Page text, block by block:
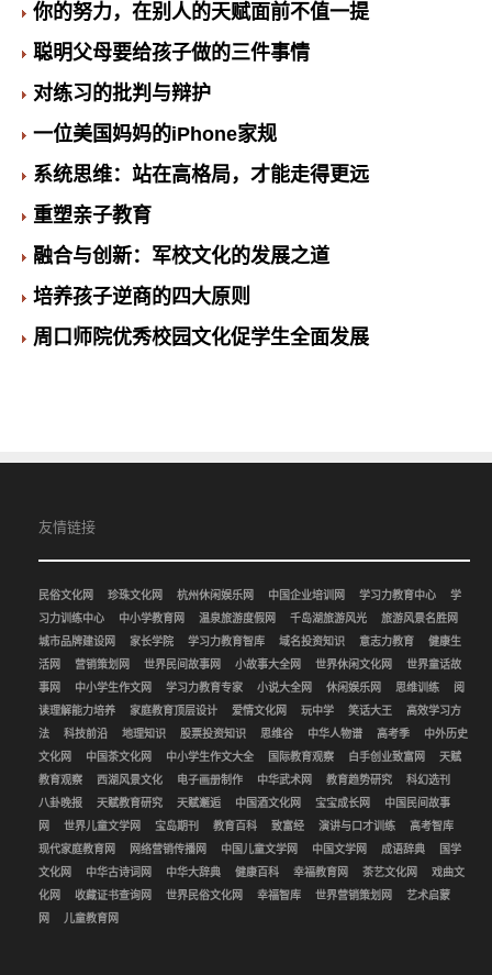
你的努力，在别人的天赋面前不值一提
聪明父母要给孩子做的三件事情
对练习的批判与辩护
一位美国妈妈的iPhone家规
系统思维：站在高格局，才能走得更远
重塑亲子教育
融合与创新：军校文化的发展之道
培养孩子逆商的四大原则
周口师院优秀校园文化促学生全面发展
友情链接
民俗文化网 珍珠文化网 杭州休闲娱乐网 中国企业培训网 学习力教育中心
学
习力训练中心
中小学教育网 温泉旅游度假网 千岛湖旅游风光
旅游风景名胜网
城市品牌建设网
家长学院 学习力教育智库 域名投资知识 意志力教育
健康生
活网
营销策划网 世界民间故事网 小故事大全网 世界休闲文化网
世界童话故
事网
中小学生作文网 学习力教育专家 小说大全网 休闲娱乐网 思维训练
阅
读理解能力培养
家庭教育顶层设计 爱情文化网 玩中学 笑话大王
高效学习方
法
科技前沿 地理知识 股票投资知识 思维谷 中华人物谱 高考季
中外历史
文化网
中国茶文化网 中小学生作文大全 国际教育观察 白手创业致富网
天赋
教育观察
西湖风景文化 电子画册制作 中华武术网 教育趋势研究
科幻选刊
八卦晚报
天赋教育研究 天赋邂逅 中国酒文化网 宝宝成长网
中国民间故事
网
世界儿童文学网 宝岛期刊 教育百科 致富经 演讲与口才训练
高考智库
现代家庭教育网
网络营销传播网 中国儿童文学网 中国文学网 成语辞典
国学
文化网
中华古诗词网 中华大辞典 健康百科 幸福教育网 茶艺文化网
戏曲文
化网
收藏证书查询网 世界民俗文化网 幸福智库 世界营销策划网
艺术启蒙
网
儿童教育网